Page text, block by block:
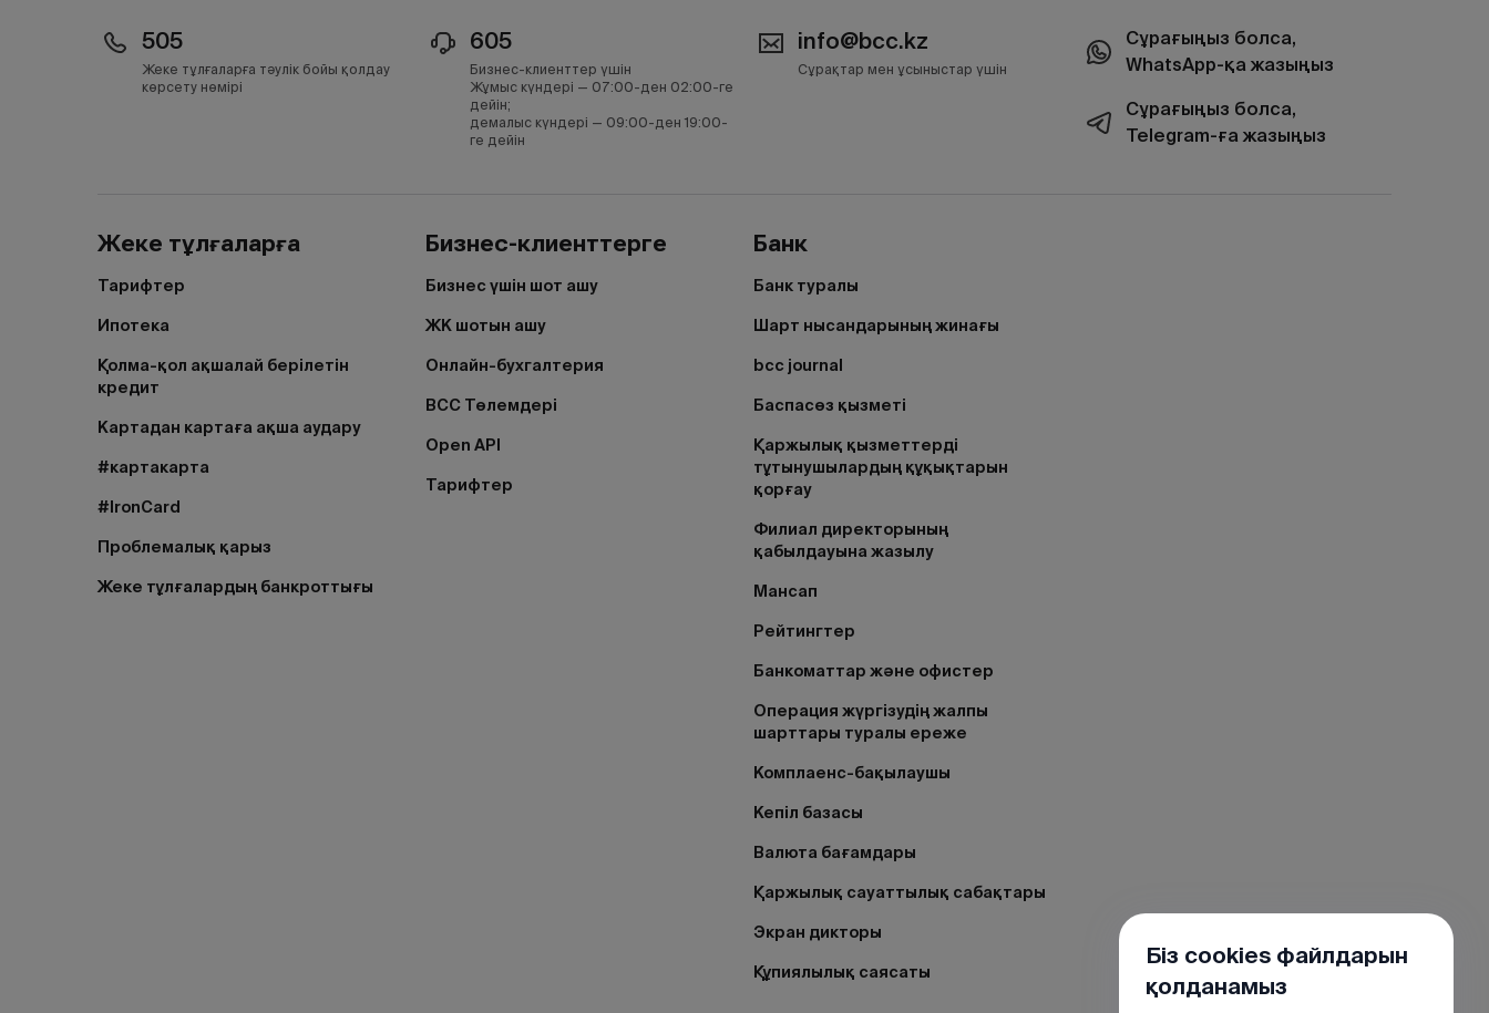
505
Жеке тұлғаларға тәулік бойы қолдау
көрсету нөмірі
605
Бизнес-клиенттер үшін
Жұмыс күндері — 07:00-ден 02:00-ге
дейін;
демалыс күндері — 09:00-ден 19:00-
ге дейін
info@bcc.kz
Сұрақтар мен ұсыныстар үшін
Сұрағыңыз болса,
WhatsApp-қа жазыңыз
Сұрағыңыз болса,
Telegram-ға жазыңыз
Жеке тұлғаларға
Тарифтер
Ипотека
Қолма-қол ақшалай берілетін
кредит
Картадан картаға ақша аудару
#картакарта
#IronCard
Проблемалық қарыз
Жеке тұлғалардың банкроттығы
Бизнес-клиенттерге
Бизнес үшін шот ашу
ЖК шотын ашу
Онлайн-бухгалтерия
BCC Төлемдері
Open API
Тарифтер
Банк
Банк туралы
Шарт нысандарының жинағы
bcc journal
Баспасөз қызметі
Қаржылық қызметтерді
тұтынушылардың құқықтарын
қорғау
Филиал директорының
қабылдауына жазылу
Мансап
Рейтингтер
Банкоматтар және офистер
Операция жүргізудің жалпы
шарттары туралы ереже
Комплаенс-бақылаушы
Кепіл базасы
Валюта бағамдары
Қаржылық сауаттылық сабақтары
Экран дикторы
Құпиялылық саясаты
Біз cookies файлдарын
қолданамыз